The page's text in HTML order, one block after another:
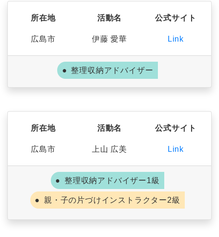
所在地
広島市
活動名
伊藤 愛華
公式サイト
Link
整理収納アドバイザー
所在地
広島市
活動名
上山 広美
公式サイト
Link
整理収納アドバイザー1級
親・子の片づけインストラクター2級